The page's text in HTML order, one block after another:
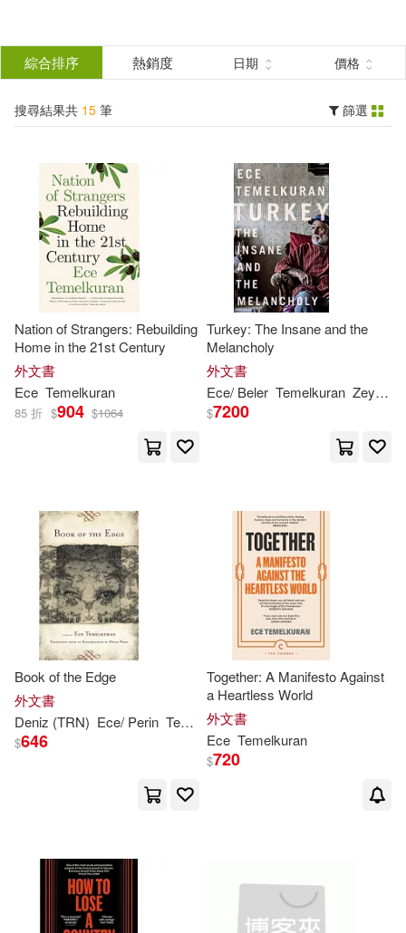
結
分類 (單選)
所有商品(15) 圖書(15)
作者 (可複選)
Temelkuran(14) Ece(9)
Ece/ Dakan(2)
Kenneth (TRN)(2)
Deniz (TRN)(1)
Ece (TRN)(1) Ece/ Beler(1)
Ece/ Perin(1)
Ece/ Temelkuran(1)
Zeynep (TRN)(1)
艾婕．泰梅爾古蘭(1)
Ingram(14)
配送方式 (可複選)
可超商取貨(15)
可海外宅配(15)
可菲律賓店取(15)
綜合排序 熱銷度 日期 價格
搜尋結果共 15 筆 篩選
Nation of Strangers: Rebuilding
Home in the 21st Century
外文書
Ece Temelkuran
85 折 $904 $1064
Turkey: The Insane and the
Melancholy
外文書
Ece/ Beler Temelkuran Zeynep (TRN)
$7200
Book of the Edge
外文書
Deniz (TRN) Ece/ Perin Temelkuran
$646
Together: A Manifesto Against
a Heartless World
外文書
Ece Temelkuran
$720